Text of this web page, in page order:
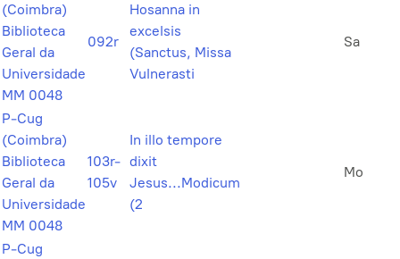
(Coimbra)
Biblioteca
Geral da
Universidade
MM 0048
092r
Hosanna in
excelsis
(Sanctus, Missa
Vulnerasti
Sa
P-Cug
(Coimbra)
Biblioteca
Geral da
Universidade
MM 0048
103r-
105v
In illo tempore
dixit
Jesus...Modicum
(2
Mo
P-Cug